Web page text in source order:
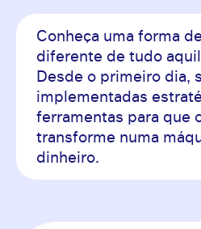
Conheça uma forma
diferente de tudo
Desde o primeiro dia,
implementadas
ferramentas para que
transforme numa
dinheiro.